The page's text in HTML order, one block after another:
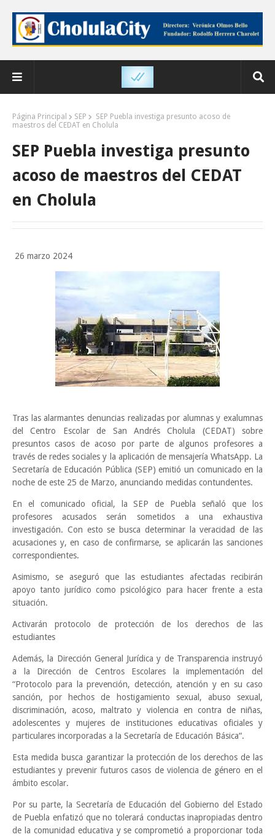
Página Principal SEP
SEP Puebla investiga presunto acoso de
maestros del CEDAT en Cholula
SEP Puebla investiga presunto
acoso de maestros del CEDAT
en Cholula
26 marzo 2024
Tras las alarmantes denuncias realizadas por alumnas y exalumnas
del Centro Escolar de San Andrés Cholula (CEDAT) sobre
presuntos casos de acoso por parte de algunos profesores a
través de redes sociales y la aplicación de mensajería WhatsApp. La
Secretaría de Educación Pública (SEP) emitió un comunicado en la
noche de este 25 de Marzo, anunciando medidas contundentes.
En el comunicado oficial, la SEP de Puebla señaló que los
profesores acusados serán sometidos a una exhaustiva
investigación. Con esto se busca determinar la veracidad de las
acusaciones y, en caso de confirmarse, se aplicarán las sanciones
correspondientes.
Asimismo, se aseguró que las estudiantes afectadas recibirán
apoyo tanto jurídico como psicológico para hacer frente a esta
situación.
Activarán protocolo de protección de los derechos de las
estudiantes
Además, la Dirección General Jurídica y de Transparencia instruyó
a la Dirección de Centros Escolares la implementación del
“Protocolo para la prevención, detección, atención y en su caso
sanción, por hechos de hostigamiento sexual, abuso sexual,
discriminación, acoso, maltrato y violencia en contra de niñas,
adolescentes y mujeres de instituciones educativas oficiales y
particulares incorporadas a la Secretaría de Educación Básica“.
Esta medida busca garantizar la protección de los derechos de las
estudiantes y prevenir futuros casos de violencia de género en el
ámbito escolar.
Por su parte, la Secretaría de Educación del Gobierno del Estado
de Puebla enfatizó que no tolerará conductas inapropiadas dentro
de la comunidad educativa y se comprometió a proporcionar toda